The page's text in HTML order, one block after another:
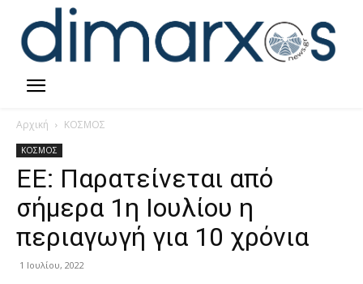
Αρχική ΚΟΣΜΟΣ
ΚΟΣΜΟΣ
ΕΕ: Παρατείνεται από
σήμερα 1η Ιουλίου η
περιαγωγή για 10 χρόνια
1 Ιουλίου, 2022